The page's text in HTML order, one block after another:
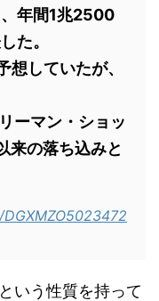
年間1兆2500
た。
していたが、
ーマン・ショッ
来の落ち込みと
いう性質を持って